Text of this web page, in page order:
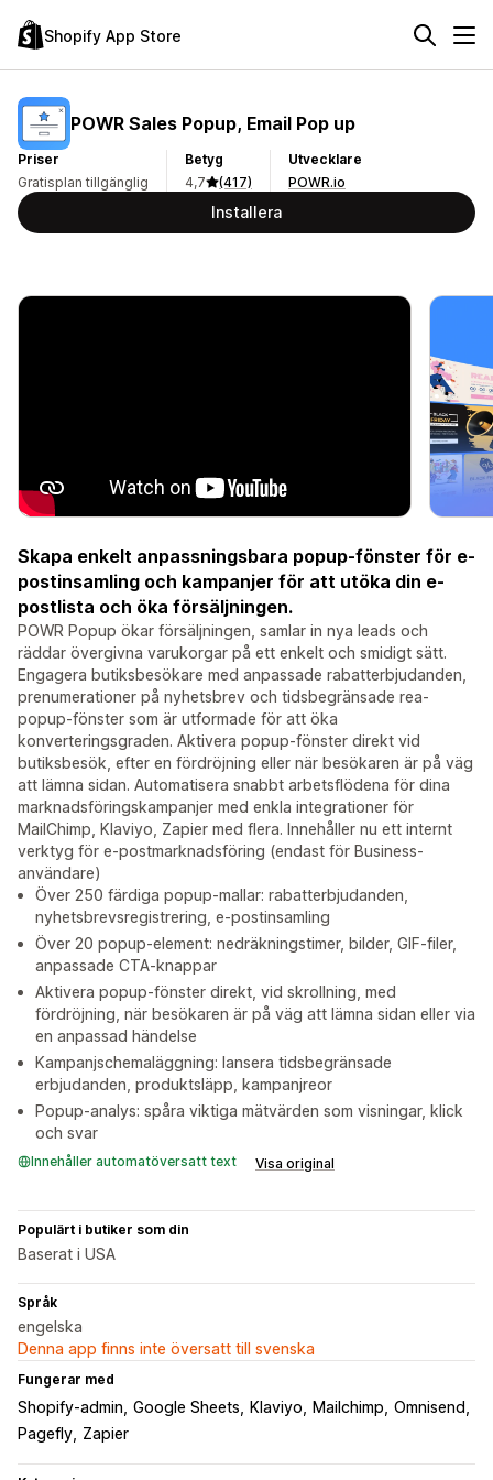
Shopify App Store
POWR Sales Popup, Email Pop up
Priser
Gratisplan tillgänglig
Betyg
4,7
(417)
Utvecklare
POWR.io
Installera
Skapa enkelt anpassningsbara popup-fönster för e-
postinsamling och kampanjer för att utöka din e-
postlista och öka försäljningen.
POWR Popup ökar försäljningen, samlar in nya leads och
räddar övergivna varukorgar på ett enkelt och smidigt sätt.
Engagera butiksbesökare med anpassade rabatterbjudanden,
prenumerationer på nyhetsbrev och tidsbegränsade rea-
popup-fönster som är utformade för att öka
konverteringsgraden. Aktivera popup-fönster direkt vid
butiksbesök, efter en fördröjning eller när besökaren är på väg
att lämna sidan. Automatisera snabbt arbetsflödena för dina
marknadsföringskampanjer med enkla integrationer för
MailChimp, Klaviyo, Zapier med flera. Innehåller nu ett internt
verktyg för e-postmarknadsföring (endast för Business-
användare)
Över 250 färdiga popup-mallar: rabatterbjudanden,
nyhetsbrevsregistrering, e-postinsamling
Över 20 popup-element: nedräkningstimer, bilder, GIF-filer,
anpassade CTA-knappar
Aktivera popup-fönster direkt, vid skrollning, med
fördröjning, när besökaren är på väg att lämna sidan eller via
en anpassad händelse
Kampanjschemaläggning: lansera tidsbegränsade
erbjudanden, produktsläpp, kampanjreor
Popup-analys: spåra viktiga mätvärden som visningar, klick
och svar
Innehåller automatöversatt text Visa original
Populärt i butiker som din
Baserat i USA
Språk
engelska
Denna app finns inte översatt till svenska
Fungerar med
Shopify-admin Google Sheets Klaviyo Mailchimp Omnisend
Pagefly Zapier